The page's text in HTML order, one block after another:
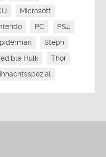
Microsoft
PC
PS4
Steph
Hulk
Thor